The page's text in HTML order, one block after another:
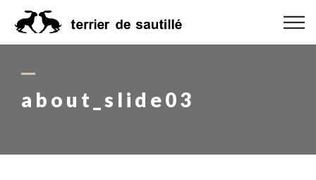
about_slide03
ABOUT US